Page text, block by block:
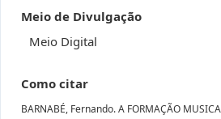
Meio de Divulgação
Meio Digital
Como citar
BARNABÉ, Fernando. A FORMAÇÃO